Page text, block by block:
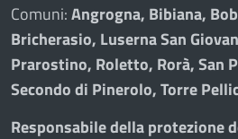
Comuni:Angrogna, Bibiana,
Bricherasio, Luserna San
Prarostino, Roletto, Rorà, San
Secondo di Pinerolo, Torre
Responsabile della protezione